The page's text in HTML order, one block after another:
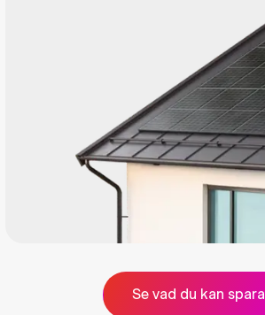
Se vad du kan spara